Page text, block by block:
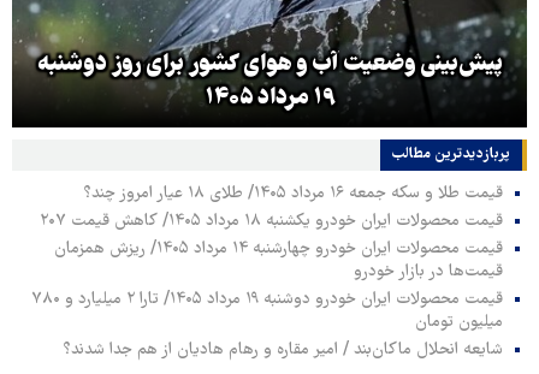
پیش‌بینی وضعیت آب و هوای کشور برای روز دوشنبه
۱۹ مرداد ۱۴۰۵
پربازدیدترین‌ مطالب
قیمت طلا و سکه جمعه ۱۶ مرداد ۱۴۰۵/ طلای ۱۸ عیار امروز چند؟
قیمت محصولات ایران خودرو یکشنبه ۱۸ مرداد ۱۴۰۵/ کاهش قیمت ۲۰۷
قیمت محصولات ایران خودرو چهارشنبه ۱۴ مرداد ۱۴۰۵/ ریزش همزمان
قیمت‌ها در بازار خودرو
قیمت محصولات ایران خودرو دوشنبه ۱۹ مرداد ۱۴۰۵/ تارا ۲ میلیارد و ۷۸۰
میلیون تومان
شایعه انحلال ماکان‌بند / امیر مقاره و رهام هادیان از هم جدا شدند؟